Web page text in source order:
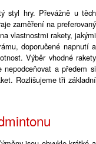
styl hry. Převážně u těch
zaměření na preferovaný
vlastnostmi rakety, jakými
doporučené napnutí a
Výběr vhodné rakety
nepodceňovat a předem si
Rozlišujeme tři základní